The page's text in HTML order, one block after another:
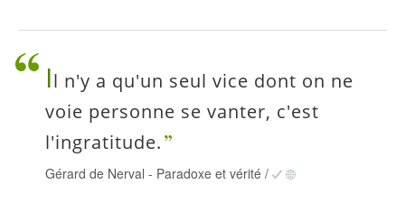
Il n'y a qu'un seul vice dont on ne
voie personne se vanter, c'est
l'ingratitude.
Gérard de Nerval - Paradoxe et vérité /